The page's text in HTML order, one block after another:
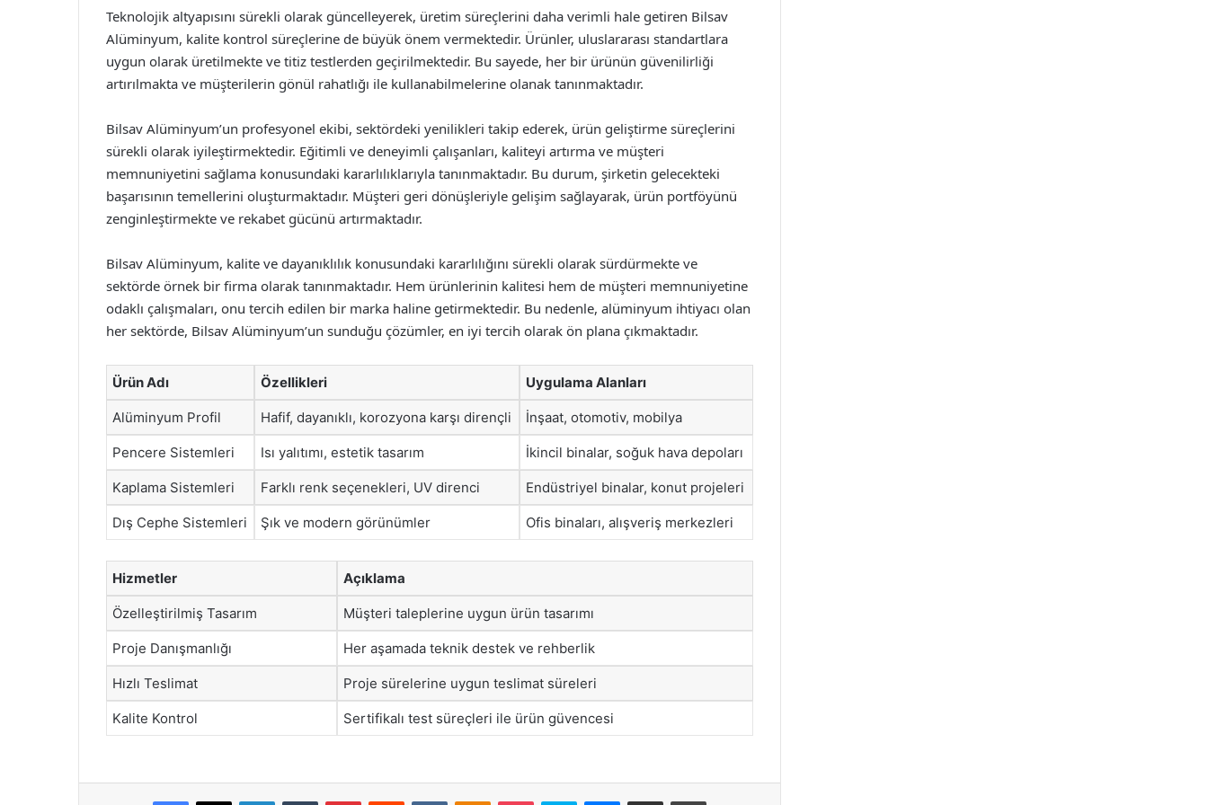
Teknolojik altyapısını sürekli olarak güncelleyerek, üretim süreçlerini daha verimli hale getiren Bilsav
Alüminyum, kalite kontrol süreçlerine de büyük önem vermektedir. Ürünler, uluslararası standartlara
uygun olarak üretilmekte ve titiz testlerden geçirilmektedir. Bu sayede, her bir ürünün güvenilirliği
artırılmakta ve müşterilerin gönül rahatlığı ile kullanabilmelerine olanak tanınmaktadır.
Bilsav Alüminyum’un profesyonel ekibi, sektördeki yenilikleri takip ederek, ürün geliştirme süreçlerini
sürekli olarak iyileştirmektedir. Eğitimli ve deneyimli çalışanları, kaliteyi artırma ve müşteri
memnuniyetini sağlama konusundaki kararlılıklarıyla tanınmaktadır. Bu durum, şirketin gelecekteki
başarısının temellerini oluşturmaktadır. Müşteri geri dönüşleriyle gelişim sağlayarak, ürün portföyünü
zenginleştirmekte ve rekabet gücünü artırmaktadır.
Bilsav Alüminyum, kalite ve dayanıklılık konusundaki kararlılığını sürekli olarak sürdürmekte ve
sektörde örnek bir firma olarak tanınmaktadır. Hem ürünlerinin kalitesi hem de müşteri memnuniyetine
odaklı çalışmaları, onu tercih edilen bir marka haline getirmektedir. Bu nedenle, alüminyum ihtiyacı olan
her sektörde, Bilsav Alüminyum’un sunduğu çözümler, en iyi tercih olarak ön plana çıkmaktadır.
Ürün Adı Özellikleri Uygulama Alanları
Alüminyum Profil Hafif, dayanıklı, korozyona karşı dirençli İnşaat, otomotiv, mobilya
Pencere Sistemleri Isı yalıtımı, estetik tasarım İkincil binalar, soğuk hava depoları
Kaplama Sistemleri Farklı renk seçenekleri, UV direnci Endüstriyel binalar, konut projeleri
Dış Cephe Sistemleri Şık ve modern görünümler Ofis binaları, alışveriş merkezleri
Hizmetler Açıklama
Özelleştirilmiş Tasarım Müşteri taleplerine uygun ürün tasarımı
Proje Danışmanlığı Her aşamada teknik destek ve rehberlik
Hızlı Teslimat Proje sürelerine uygun teslimat süreleri
Kalite Kontrol Sertifikalı test süreçleri ile ürün güvencesi
Facebook
X LinkedInTumblr PinterestReddit VKontakteOdnoklassniki
Pocket Skype Messenger
E-Posta ile paylaş Yazdır